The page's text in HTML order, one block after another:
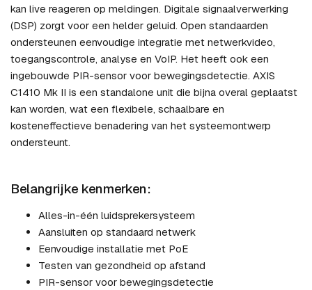
kan live reageren op meldingen. Digitale signaalverwerking
(DSP) zorgt voor een helder geluid. Open standaarden
ondersteunen eenvoudige integratie met netwerkvideo,
toegangscontrole, analyse en VoIP. Het heeft ook een
ingebouwde PIR-sensor voor bewegingsdetectie. AXIS
C1410 Mk II is een standalone unit die bijna overal geplaatst
kan worden, wat een flexibele, schaalbare en
kosteneffectieve benadering van het systeemontwerp
ondersteunt.
Belangrijke kenmerken:
Alles-in-één luidsprekersysteem
Aansluiten op standaard netwerk
Eenvoudige installatie met PoE
Testen van gezondheid op afstand
PIR-sensor voor bewegingsdetectie